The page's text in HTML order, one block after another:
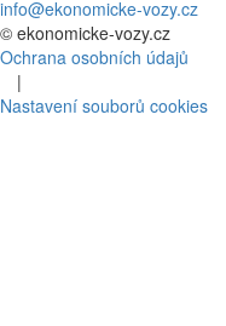
info@ekonomicke-vozy.cz
© ekonomicke-vozy.cz
Ochrana osobních údajů
|
Nastavení souborů cookies